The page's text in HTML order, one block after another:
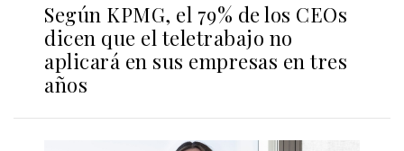
Según KPMG, el 79% de los CEOs
dicen que el teletrabajo no
aplicará en sus empresas en tres
años